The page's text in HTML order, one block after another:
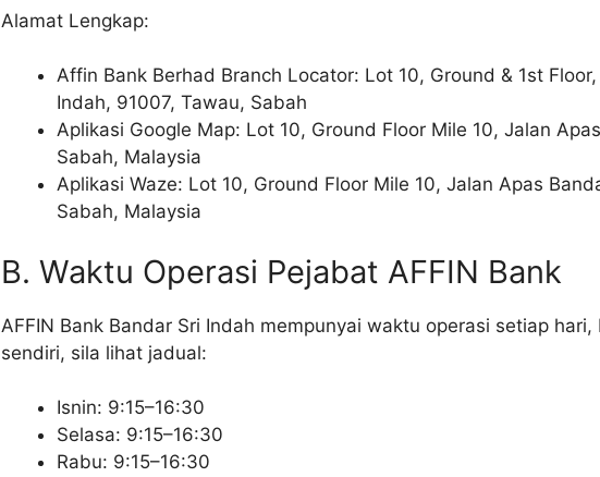
Alamat Lengkap:
Affin Bank Berhad Branch Locator: Lot 10, Ground & 1st
Indah, 91007, Tawau, Sabah
Aplikasi Google Map: Lot 10, Ground Floor Mile 10, Jalan
Sabah, Malaysia
Aplikasi Waze: Lot 10, Ground Floor Mile 10, Jalan Apas
Sabah, Malaysia
B. Waktu Operasi Pejabat AFFIN Bank
AFFIN Bank Bandar Sri Indah mempunyai waktu operasi setiap
sendiri, sila lihat jadual:
Isnin: 9:15–16:30
Selasa: 9:15–16:30
Rabu: 9:15–16:30